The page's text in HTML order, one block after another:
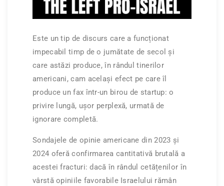
Este un tip de discurs care a funcționat
impecabil timp de o jumătate de secol și
care astăzi produce, în rândul tinerilor
americani, cam același efect pe care îl
produce un fax într-un birou de startup: o
privire lungă, ușor perplexă, urmată de
ignorare completă.
Sondajele de opinie americane din 2023 și
2024 oferă confirmarea cantitativă brutală a
acestei fracturi: dacă în rândul cetățenilor în
vârstă opiniile favorabile Israelului rămân